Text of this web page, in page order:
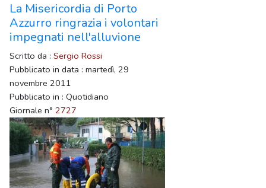
La Misericordia di Porto
Azzurro ringrazia i volontari
impegnati nell'alluvione
Scritto da : Sergio Rossi
Pubblicato in data : martedì, 29
novembre 2011
Pubblicato in : Quotidiano
Giornale n° 2727